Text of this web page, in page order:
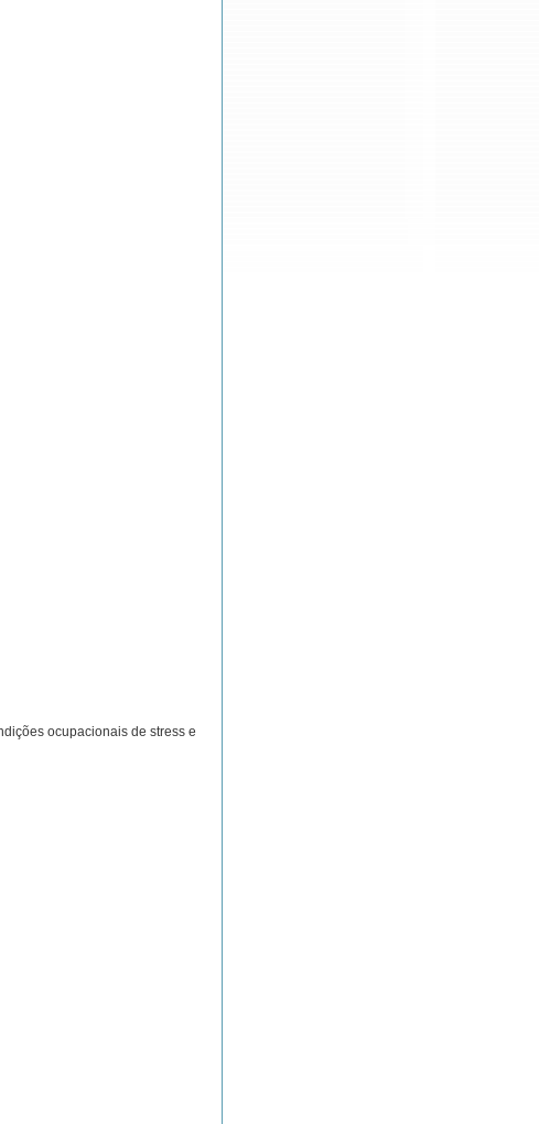
ocupacionais de stress e